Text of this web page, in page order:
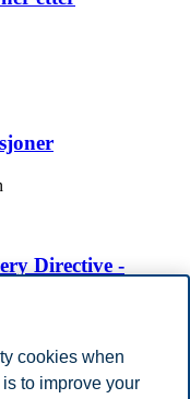
Directive -
markeder,
cookies when
to improve your